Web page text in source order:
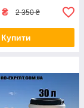
₴ 2 350 ₴
Купити